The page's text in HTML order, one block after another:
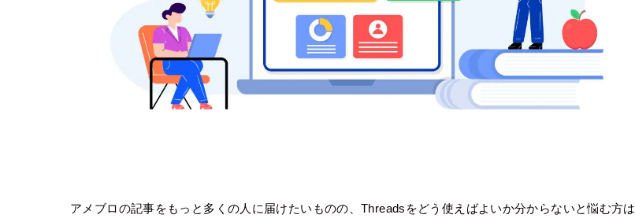
アメブロの記事をもっと多くの人に届けたいものの、Threadsをどう使えばよいか分からないと悩む方は